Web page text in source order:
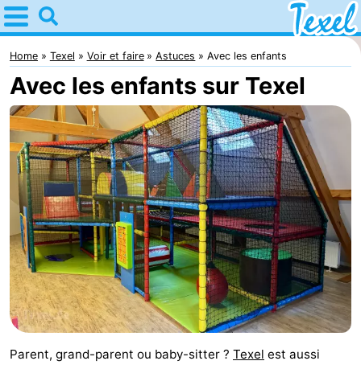
Home
Texel
Astuces
Avec
les
enfants
Villages
-
Den
Burg
-
Den
Hoorn
-
De
-
Home Texel Voir et faire Astuces Avec les enfants
Avec les enfants sur Texel
Parent, grand-parent ou baby-sitter ? Texel est aussi